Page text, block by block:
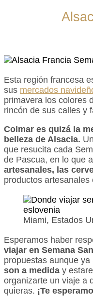
Esta región francesa
sus mercados
primavera los colores
rincón de sus calles y
Colmar es quizá la
belleza de Alsacia.
que resucita cada
de Pascua, en lo que
artesanales, las
productos artesanales
Miami, Estados
Esperamos haber
viajar en Semana
propuestas aunque
son a medida y
organizarte un viaje a
quieras. ¡Te